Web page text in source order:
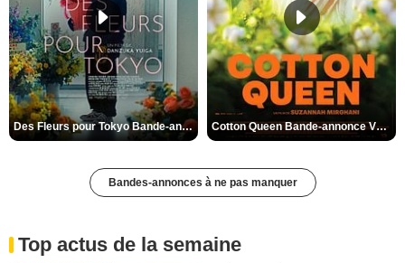
Des Fleurs pour Tokyo Bande-annonce VO STFR Cotton Queen Bande-annonce VO STFR
Bandes-annonces à ne pas manquer
Top actus de la semaine